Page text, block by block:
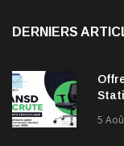
DERNIERS
5